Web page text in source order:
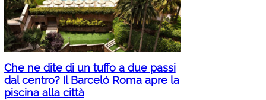
Che ne dite di un tuffo a due passi
dal centro? Il Barceló Roma apre la
piscina alla città